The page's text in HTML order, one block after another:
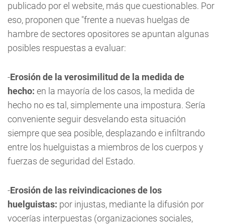
publicado por el website, más que cuestionables. Por
eso, proponen que "frente a nuevas huelgas de
hambre de sectores opositores se apuntan algunas
posibles respuestas a evaluar:
-Erosión de la verosimilitud de la medida de
hecho: en la mayoría de los casos, la medida de
hecho no es tal, simplemente una impostura. Sería
conveniente seguir desvelando esta situación
siempre que sea posible, desplazando e infiltrando
entre los huelguistas a miembros de los cuerpos y
fuerzas de seguridad del Estado.
-Erosión de las reivindicaciones de los
huelguistas: por injustas, mediante la difusión por
vocerías interpuestas (organizaciones sociales,